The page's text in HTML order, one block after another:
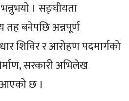
। सङ्घीयता
तह बनेपछि अन्नपूर्ण
शिविर र आरोहण पदमार्गको
सरकारी अभिलेख
आएको छ ।